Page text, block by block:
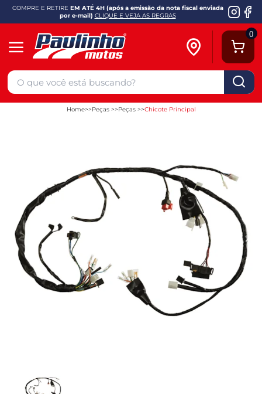
COMPRE E RETIRE EM ATÉ 4H (após a emissão da nota fiscal enviada
por e-mail) CLIQUE E VEJA AS REGRAS
0
Home Peças Peças Chicote Principal